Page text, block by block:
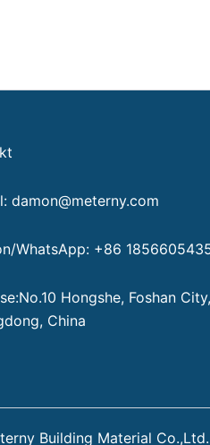
damon@meterny.com
WhatsApp: +86
Hongshe, Foshan
China
Building Material